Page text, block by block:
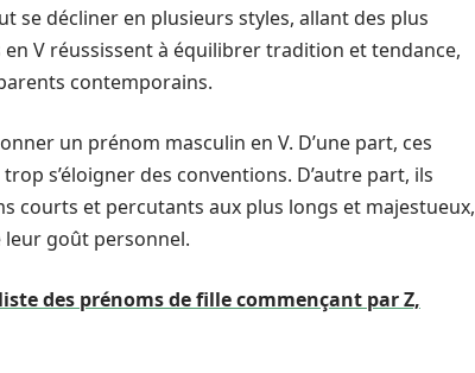
se décliner en plusieurs styles, allant des plus
V réussissent à équilibrer tradition et tendance,
contemporains.
un prénom masculin en V. D’une part, ces
s’éloigner des conventions. D’autre part, ils
courts et percutants aux plus longs et majestueux,
goût personnel.
des prénoms de fille commençant par Z,